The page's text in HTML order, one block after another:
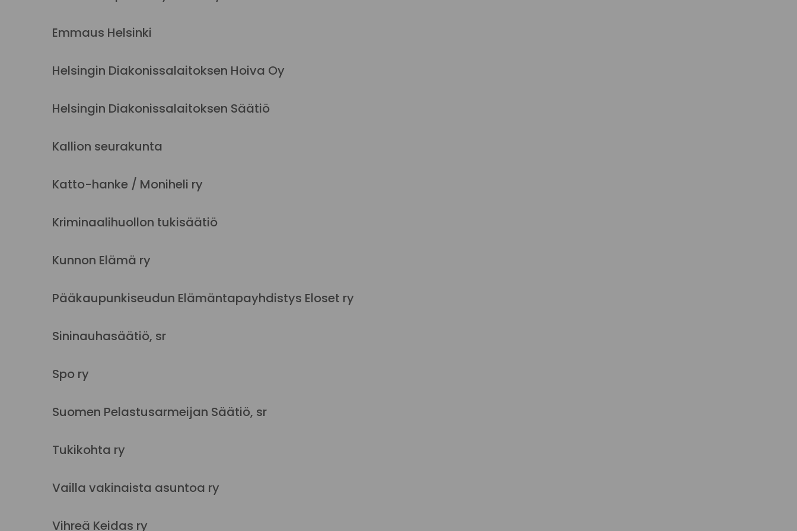
Emmaus Helsinki
Helsingin Diakonissalaitoksen Hoiva Oy
Helsingin Diakonissalaitoksen Säätiö
Kallion seurakunta
Katto-hanke / Moniheli ry
Kriminaalihuollon tukisäätiö
Kunnon Elämä ry
Pääkaupunkiseudun Elämäntapayhdistys Eloset ry
Sininauhasäätiö, sr
Spo ry
Suomen Pelastusarmeijan Säätiö, sr
Tukikohta ry
Vailla vakinaista asuntoa ry
Vihreä Keidas ry